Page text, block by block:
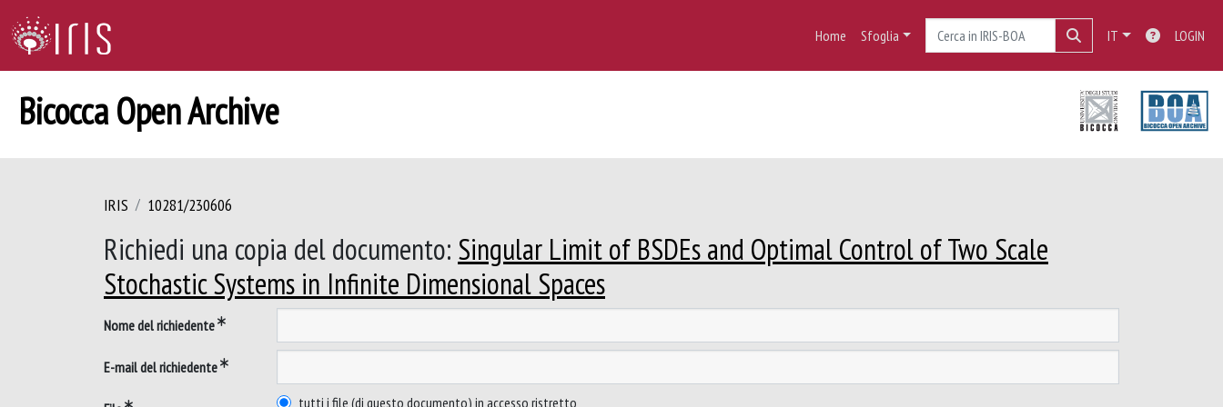
Home Sfoglia IT LOGIN
Bicocca Open Archive
IRIS 10281/230606
Richiedi una copia del documento: Singular Limit of BSDEs and Optimal Control of Two Scale
Stochastic Systems in Infinite Dimensional Spaces
Nome del richiedente
E-mail del richiedente
tutti i file (di questo documento) in accesso ristretto